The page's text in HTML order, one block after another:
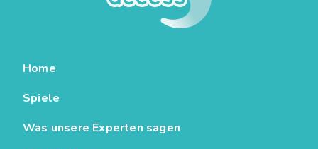
Home
Spiele
Was unsere Experten sagen